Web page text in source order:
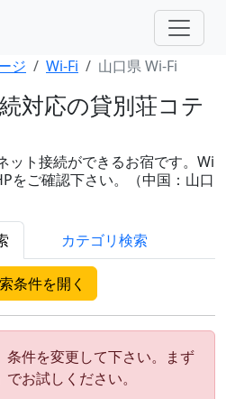
ジ Wi-Fi 山口県 Wi-Fi
対応の貸別荘コテ
ット接続ができるお宿です。Wi
をご確認下さい。（中国：山口
カテゴリ検索
条件を開く
条件を変更して下さい。まず
お試しください。